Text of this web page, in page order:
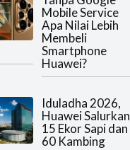
Mobile Service
Apa Nilai Lebih
Membeli
Smartphone
Huawei?
Iduladha 2026,
Huawei Salurkan
15 Ekor Sapi dan
60 Kambing